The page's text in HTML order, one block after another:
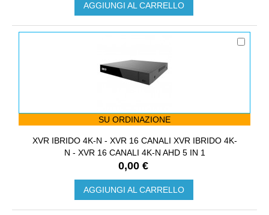
AGGIUNGI AL CARRELLO
SU ORDINAZIONE
XVR IBRIDO 4K-N - XVR 16 CANALI XVR IBRIDO 4K-
N - XVR 16 CANALI 4K-N AHD 5 IN 1
0,00 €
AGGIUNGI AL CARRELLO